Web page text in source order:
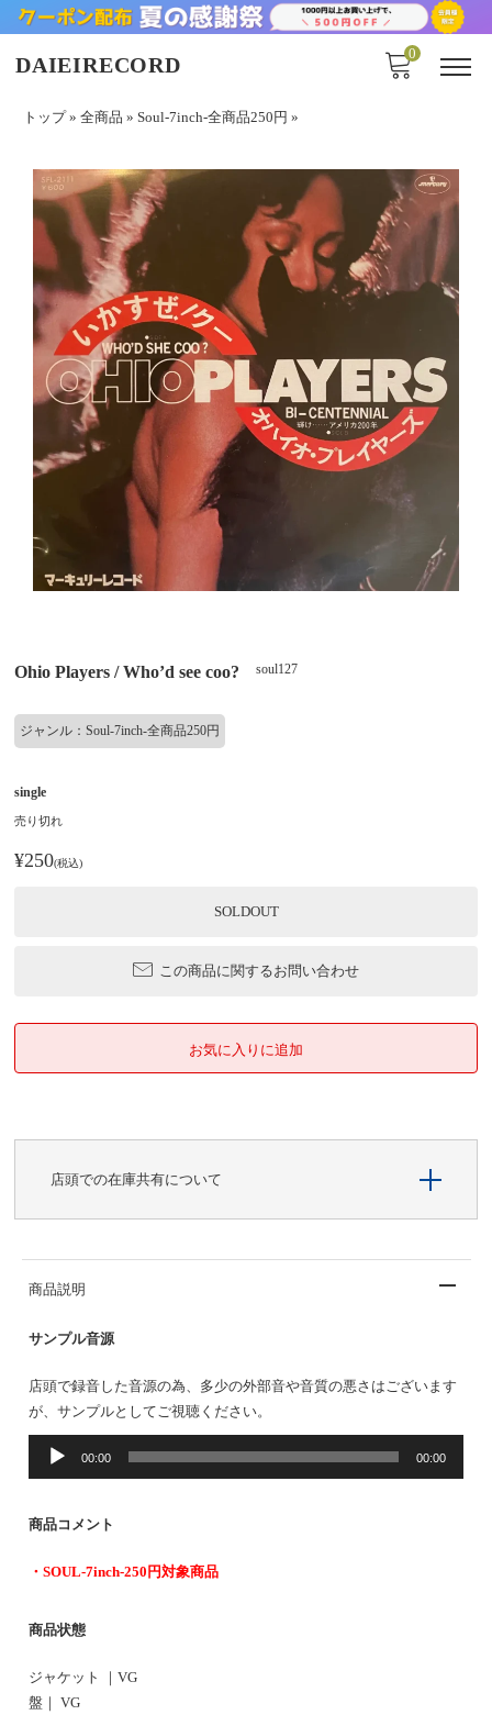
DAIEIRECORD 0
トップ» 全商品 » Soul-7inch-全商品250円 »
Ohio Players / Who’d see coo? soul127
ジャンル：Soul-7inch-全商品250円
single
売り切れ
¥250(税込)
SOLDOUT
この商品に関するお問い合わせ
店頭での在庫共有について
商品説明
サンプル音源
店頭で録音した音源の為、多少の外部音や音質の悪さはございます
が、サンプルとしてご視聴ください。
音
ー
00:00 00:00
商品コメント
・SOUL-7inch-250円対象商品
商品状態
ジャケット ｜VG
盤｜ VG